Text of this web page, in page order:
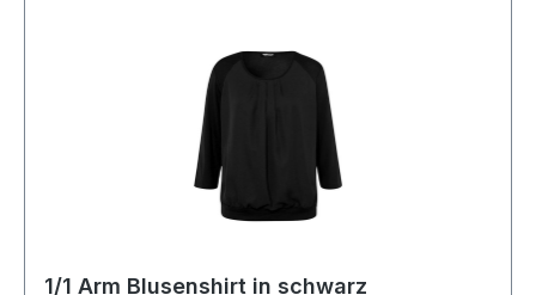
1/1 Arm Blusenshirt in schwarz